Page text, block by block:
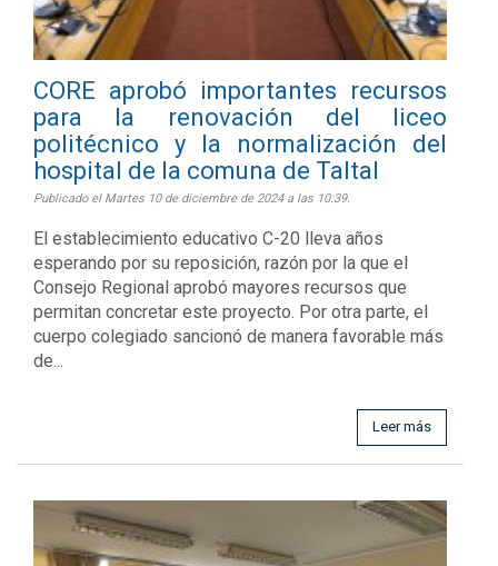
CORE aprobó importantes recursos
para la renovación del liceo
politécnico y la normalización del
hospital de la comuna de Taltal
Publicado el Martes 10 de diciembre de 2024 a las 10:39.
El establecimiento educativo C-20 lleva años
esperando por su reposición, razón por la que el
Consejo Regional aprobó mayores recursos que
permitan concretar este proyecto. Por otra parte, el
cuerpo colegiado sancionó de manera favorable más
de...
Leer más